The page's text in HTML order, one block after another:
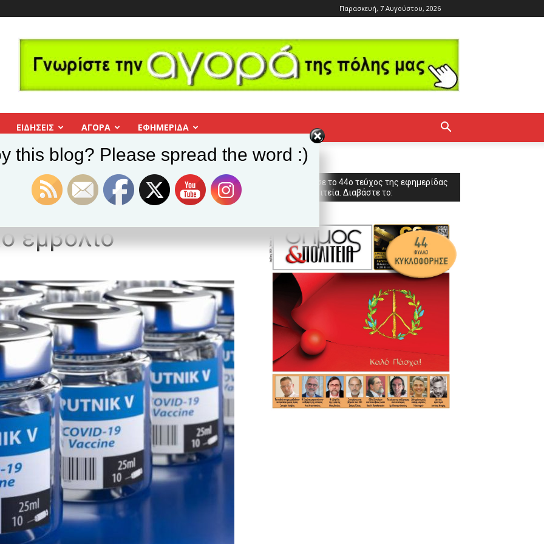
Παρασκευή, 7 Αυγούστου, 2026
ΕΙΔΗΣΕΙΣ ΑΓΟΡΑ ΕΦΗΜΕΡΊΔΑ
ΝΑΤΟ στο ρωσικό εμβόλιο
τα εμβόλια του
εμβόλιο
Κυκλοφόρησε το 44ο τεύχος της εφημερίδας
Δήμος & Πολιτεία. Διαβάστε το:
this blog? Please spread the word :)